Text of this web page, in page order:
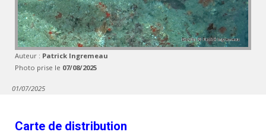
Auteur : Patrick Ingremeau
Photo prise le 07/08/2025
01/07/2025
Carte de distribution